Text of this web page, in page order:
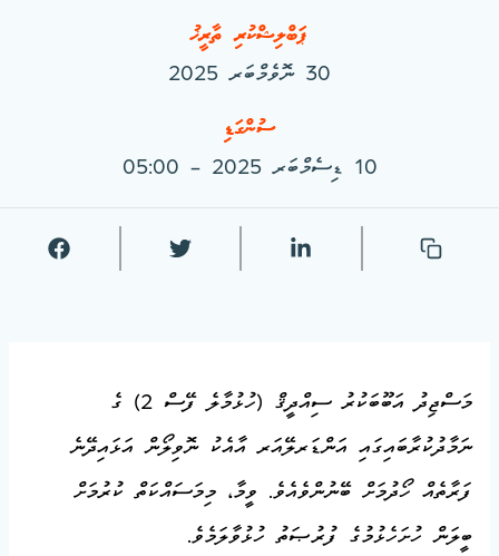
ޕަބްލިޝްކުރި ތާރީޚު
30 ނޮވެމްބަރ 2025
ސުންގަޑި
10 ޑިސެމްބަރ 2025 - 05:00
މަސްޖިދު އަބޫބަކުރު ސިއްދީޤް (ހުޅުމާލެ ފޭސް 2) ގެ
ނަމާދުކުރާބައިގައި އަންޑަރލޭއަރ އާއެކު ނޮވިލޯން އަޅައިދޭނެ
ފަރާތެއް ހޯދުމަށް ބޭނުންވެއެވެ. ވީމާ، މިމަސައްކަތް ކުރުމަށް
ބީލަން ހުށަހެޅުމުގެ ފުރުޞަތު ހުޅުވާލަމެވެ.